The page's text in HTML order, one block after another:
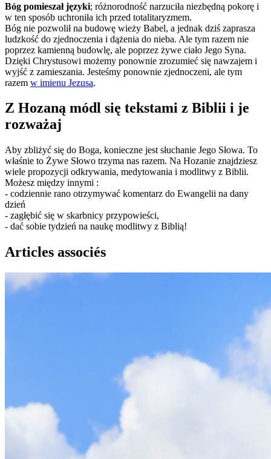
Bóg pomieszał języki; różnorodność narzuciła niezbędną pokorę i
w ten sposób uchroniła ich przed totalitaryzmem.
Bóg nie pozwolił na budowę wieży Babel, a jednak dziś zaprasza
ludzkość do zjednoczenia i dążenia do nieba. Ale tym razem nie
poprzez kamienną budowlę, ale poprzez żywe ciało Jego Syna.
Dzięki Chrystusowi możemy ponownie zrozumieć się nawzajem i
wyjść z zamieszania. Jesteśmy ponownie zjednoczeni, ale tym
razem w imienu Jezusa.
Z Hozaną módl się tekstami z Biblii i je
rozważaj
Aby zbliżyć się do Boga, konieczne jest słuchanie Jego Słowa. To
właśnie to Żywe Słowo trzyma nas razem. Na Hozanie znajdziesz
wiele propozycji odkrywania, medytowania i modlitwy z Biblii.
Możesz między innymi :
- codziennie rano otrzymywać komentarz do Ewangelii na dany
dzień
- zagłębić się w skarbnicy przypowieści,
- dać sobie tydzień na naukę modlitwy z Biblią!
Articles associés